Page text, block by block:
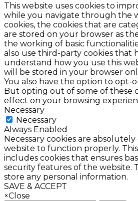
This website uses cookies to
while you navigate through the
cookies, the cookies that are
are stored on your browser as
the working of basic
also use third-party cookies that
understand how you use this
will be stored in your browser
You also have the option to opt-
But opting out of some of these
effect on your browsing
Necessary
Necessary
Always Enabled
Necessary cookies are
website to function properly.
includes cookies that ensures
security features of the website.
store any personal information.
SAVE & ACCEPT
×Close